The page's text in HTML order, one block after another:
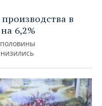
в
6,2%